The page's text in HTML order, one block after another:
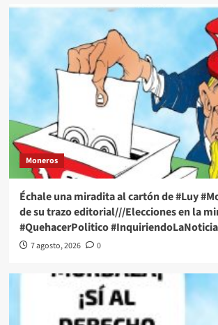
Moneros
Échale una miradita al cartón de #Luy
de su trazo editorial///Elecciones en la
#QuehacerPolitico #InquiriendoLaNoticia
7 agosto, 2026 0